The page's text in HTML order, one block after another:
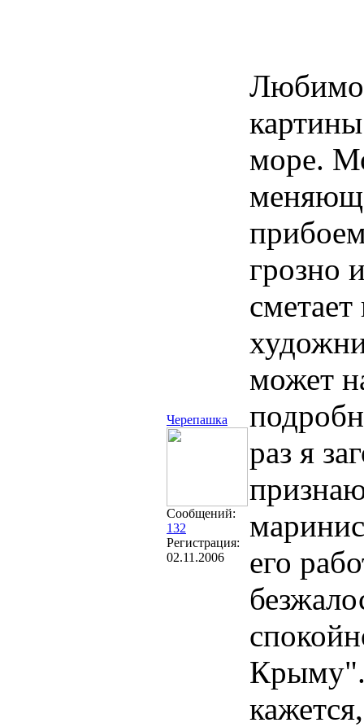
Черепашка
Сообщений:
132
Регистрация:
02.11.2006
море.
грозно
может
раз я
его
Крыму".